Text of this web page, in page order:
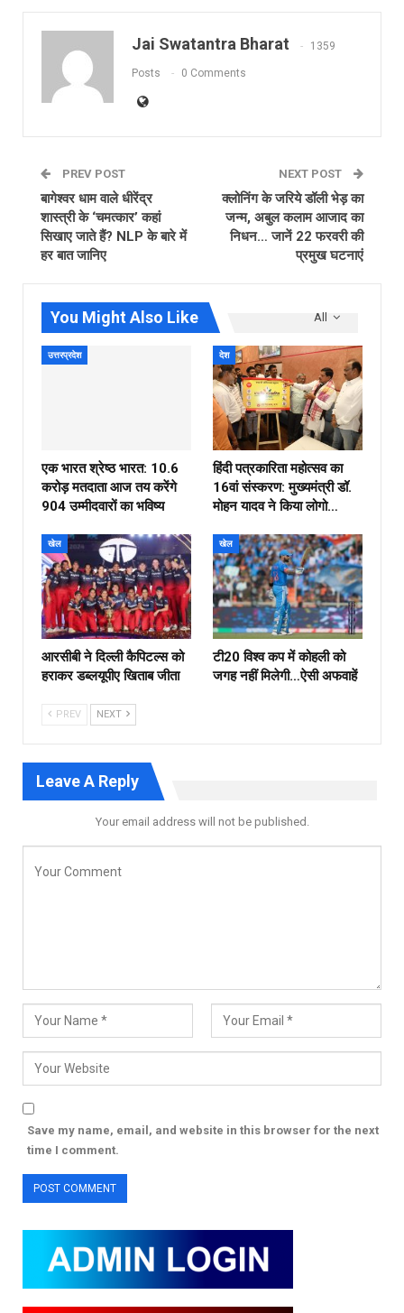
Jai Swatantra Bharat 1359
Posts 0 Comments
PREV POST
बागेश्वर धाम वाले धीरेंद्र
शास्त्री के ‘चमत्कार’ कहां
सिखाए जाते हैं? NLP के बारे में
हर बात जानिए
NEXT POST
क्लोनिंग के जरिये डॉली भेड़ का
जन्म, अबुल कलाम आजाद का
निधन… जानें 22 फरवरी की
प्रमुख घटनाएं
All
You Might Also Like
उत्तरप्रदेश
एक भारत श्रेष्ठ भारत: 10.6
करोड़ मतदाता आज तय करेंगे
904 उम्मीदवारों का भविष्य
देश
हिंदी पत्रकारिता महोत्सव का
16वां संस्करण: मुख्यमंत्री डॉ.
मोहन यादव ने किया लोगो…
खेल
आरसीबी ने दिल्ली कैपिटल्स को
हराकर डब्लयूपीए खिताब जीता
खेल
टी20 विश्व कप में कोहली को
जगह नहीं मिलेगी…ऐसी अफवाहें
PREV NEXT
Leave A Reply
Your email address will not be published.
Save my name, email, and website in this browser for the next
time I comment.